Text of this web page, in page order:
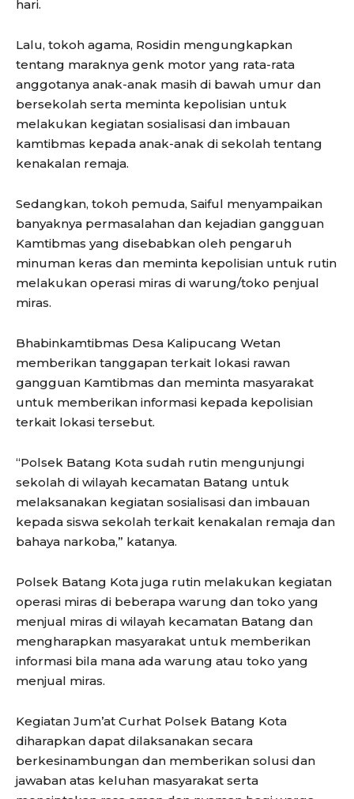
hari.
Lalu, tokoh agama, Rosidin mengungkapkan
tentang maraknya genk motor yang rata-rata
anggotanya anak-anak masih di bawah umur dan
bersekolah serta meminta kepolisian untuk
melakukan kegiatan sosialisasi dan imbauan
kamtibmas kepada anak-anak di sekolah tentang
kenakalan remaja.
Sedangkan, tokoh pemuda, Saiful menyampaikan
banyaknya permasalahan dan kejadian gangguan
Kamtibmas yang disebabkan oleh pengaruh
minuman keras dan meminta kepolisian untuk rutin
melakukan operasi miras di warung/toko penjual
miras.
Bhabinkamtibmas Desa Kalipucang Wetan
memberikan tanggapan terkait lokasi rawan
gangguan Kamtibmas dan meminta masyarakat
untuk memberikan informasi kepada kepolisian
terkait lokasi tersebut.
“Polsek Batang Kota sudah rutin mengunjungi
sekolah di wilayah kecamatan Batang untuk
melaksanakan kegiatan sosialisasi dan imbauan
kepada siswa sekolah terkait kenakalan remaja dan
bahaya narkoba,” katanya.
Polsek Batang Kota juga rutin melakukan kegiatan
operasi miras di beberapa warung dan toko yang
menjual miras di wilayah kecamatan Batang dan
mengharapkan masyarakat untuk memberikan
informasi bila mana ada warung atau toko yang
menjual miras.
Kegiatan Jum’at Curhat Polsek Batang Kota
diharapkan dapat dilaksanakan secara
berkesinambungan dan memberikan solusi dan
jawaban atas keluhan masyarakat serta